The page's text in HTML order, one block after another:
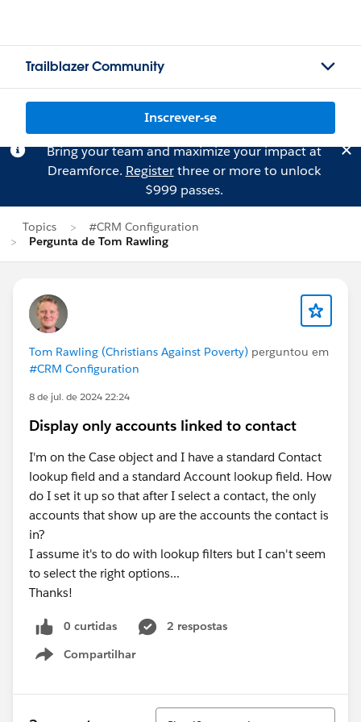
Trailblazer Community
Inscrever-se
Bring your team and maximize your impact at
Dreamforce. Registerthree or more to unlock
$999 passes.
Topics
#CRM Configuration
Pergunta de Tom Rawling
Tom Rawling (Christians Against Poverty) perguntou em
#CRM Configuration
8 de jul. de 2024 22:24
Display only accounts linked to contact
I'm on the Case object and I have a standard Contact
lookup field and a standard Account lookup field. How
do I set it up so that after I select a contact, the only
accounts that show up are the accounts the contact is
in?
I assume it's to do with lookup filters but I can't seem
to select the right options...
Thanks!
0 curtidas
2 respostas
Compartilhar
Show menu
Classificar